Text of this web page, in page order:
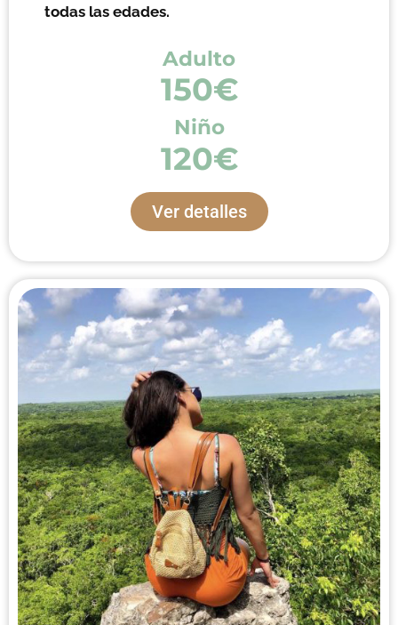
todas las edades.
Adulto
150€
Niño
120€
Ver detalles